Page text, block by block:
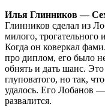
Илья Глинников —
Глинников сделал из
милого, трогательного
Когда он коверкал
про диплом, его было
обнять и дать шанс.
глуповатого, но так,
удалось. Его Лобанов
развалится.